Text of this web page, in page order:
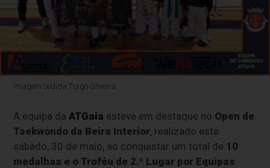
Imagem cedida Tiago Oliveira
A equipa daATGaia esteve em destaque no Open de
Taekwondo da Beira Interior, realizado este
sábado, 30 de maio, ao conquistar um total de 10
medalhas e o Troféu de 2.º Lugar por Equipas